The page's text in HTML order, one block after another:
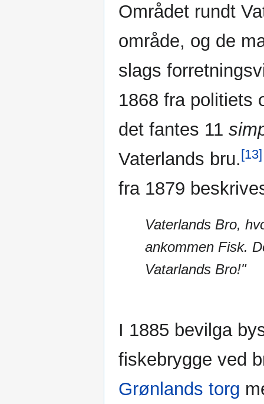
Området rundt
område, og de
slags
1868 fra politiets
det fantes 11
Vaterlands bru.[13]
fra 1879
Vaterlands Bro,
ankommen Fisk.
Vatarlands Bro!"
I 1885 bevilga
fiskebrygge ved
Grønlands torg